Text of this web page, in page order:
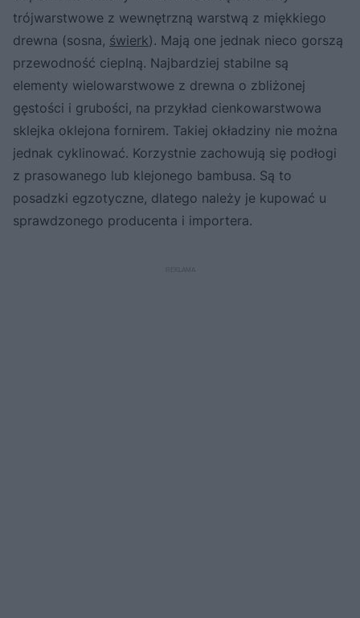
trójwarstwowe z wewnętrzną warstwą z miękkiego
drewna (sosna, świerk). Mają one jednak nieco gorszą
przewodność cieplną. Najbardziej stabilne są
elementy wielowarstwowe z drewna o zbliżonej
gęstości i grubości, na przykład cienkowarstwowa
sklejka oklejona fornirem. Takiej okładziny nie można
jednak cyklinować. Korzystnie zachowują się podłogi
z prasowanego lub klejonego bambusa. Są to
posadzki egzotyczne, dlatego należy je kupować u
sprawdzonego producenta i importera.